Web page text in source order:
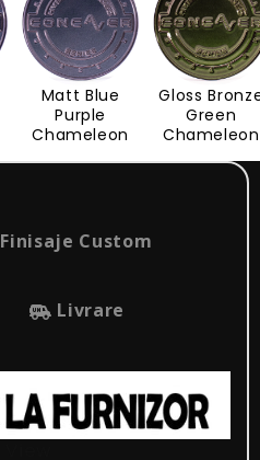
Gloss Light
Blue
Matt Light
Finisaje Custom
Livrare